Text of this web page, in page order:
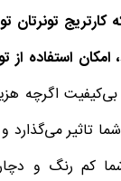
کارتریج
استفاده از
بی‌کیفیت اگرچه
تاثیر می‌گذارد
کم رنگ و